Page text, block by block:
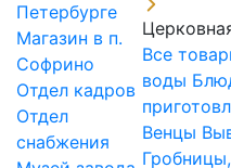
Петербурге
Магазин в п.
Софрино
Отдел кадров
Отдел
снабжения
Все
воды
Венцы